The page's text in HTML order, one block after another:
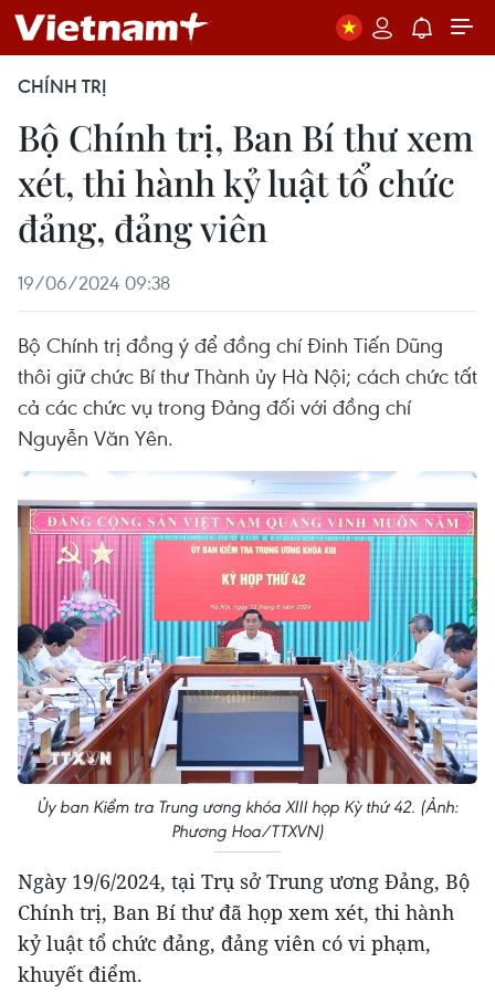
CHÍNH TRỊ
Bộ Chính trị, Ban Bí thư xem
xét, thi hành kỷ luật tổ chức
đảng, đảng viên
19/06/2024 09:38
Bộ Chính trị đồng ý để đồng chí Đinh Tiến Dũng
thôi giữ chức Bí thư Thành ủy Hà Nội; cách chức tất
cả các chức vụ trong Đảng đối với đồng chí
Nguyễn Văn Yên.
Ủy ban Kiểm tra Trung ương khóa XIII họp Kỳ thứ 42. (Ảnh:
Phương Hoa/TTXVN)
Ngày 19/6/2024, tại Trụ sở Trung ương Đảng, Bộ
Chính trị, Ban Bí thư đã họp xem xét, thi hành
kỷ luật tổ chức đảng, đảng viên có vi phạm,
khuyết điểm.